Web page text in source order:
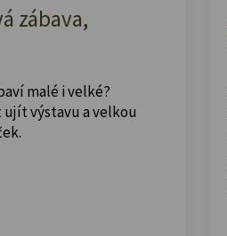
zábava,
malé i velké?
výstavu a velkou